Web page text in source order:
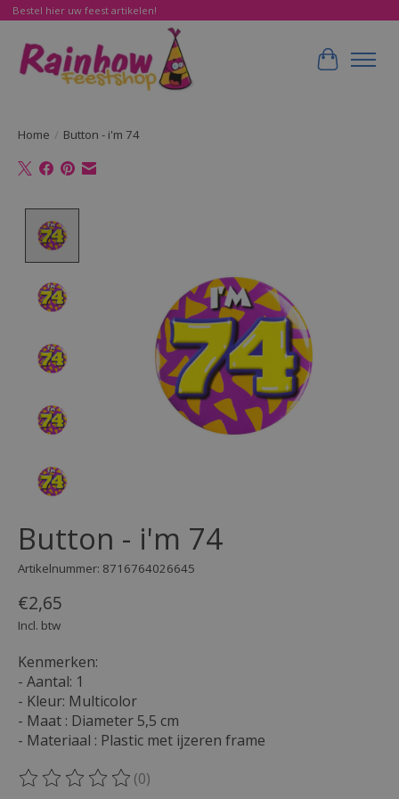
Bestel hier uw feest artikelen!
Home / Button - i'm 74
Button - i'm 74
Artikelnummer: 8716764026645
€2,65
Incl. btw
Kenmerken:
- Aantal: 1
- Kleur: Multicolor
- Maat : Diameter 5,5 cm
- Materiaal : Plastic met ijzeren frame
De beoordeling van dit product is
(0)